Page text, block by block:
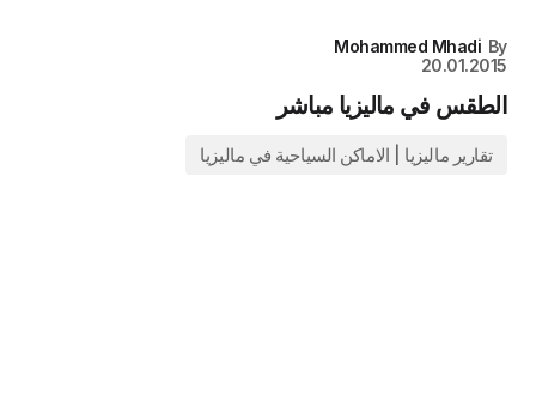
By
Mohammed Mhadi
20.01.2015
الطقس في ماليزيا مباشر
تقارير ماليزيا | الاماكن السياحية في ماليزيا